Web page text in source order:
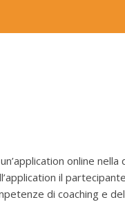
online
il
di coaching e